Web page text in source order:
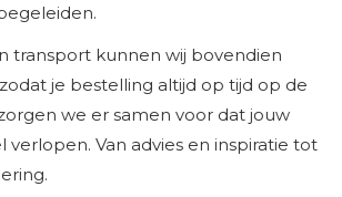
transport kunnen wij bovendien
je bestelling altijd op tijd op de
we er samen voor dat jouw
Van advies en inspiratie tot